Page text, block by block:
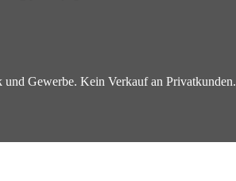
Gewerbe. Kein Verkauf an Privatkunden.